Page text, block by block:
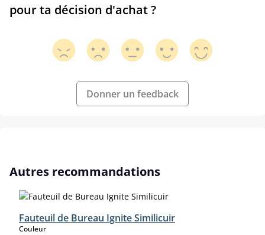
pour ta décision d'achat ?
Donner un feedback
Ignorer la galerie de produits
Autres recommandations
Fauteuil de Bureau Ignite Similicuir
Couleurselect